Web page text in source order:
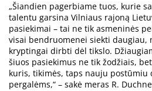
„Šiandien pagerbiame tuos, kurie
talentu garsina Vilniaus rajoną
pasiekimai – tai ne tik asmeninės
visai bendruomenei siekti daugiau,
kryptingai dirbti dėl tikslo.
šiuos pasiekimus ne tik žodžiais,
kuris, tikimės, taps nauju postūmiu
pergalėms,“ – sakė meras R.